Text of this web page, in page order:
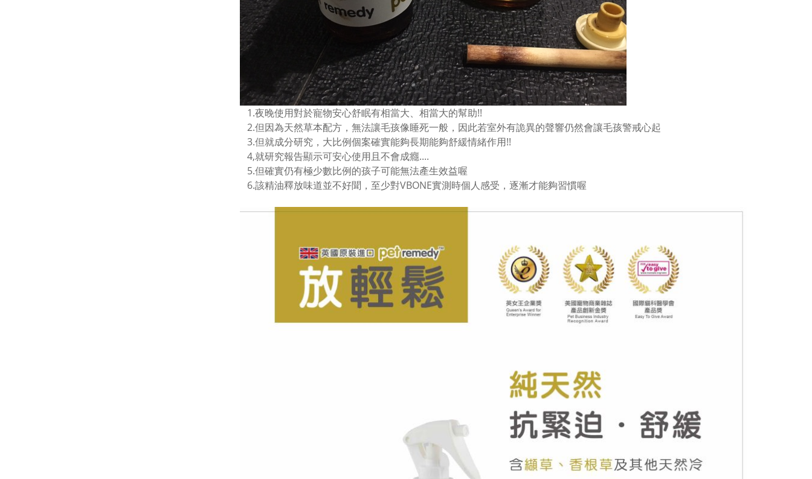
1.夜晚使用對於寵物安心舒眠有相當大、相當大的幫助!!
2.但因為天然草本配方，無法讓毛孩像睡死一般，因此若室外有詭異的聲響仍然會讓毛孩警戒心起
3.但就成分研究，大比例個案確實能夠長期能夠舒緩情緒作用!!
4,就研究報告顯示可安心使用且不會成癮....
5.但確實仍有極少數比例的孩子可能無法產生效益喔
6.該精油釋放味道並不好聞，至少對VBONE實測時個人感受，逐漸才能夠習慣喔